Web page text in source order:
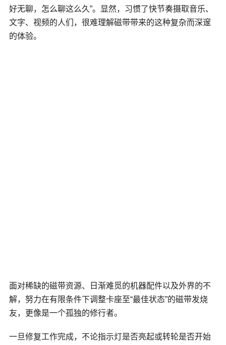
好无聊，怎么聊这么久”。显然，习惯了快节奏摄取音乐、
文字、视频的人们，很难理解磁带带来的这种复杂而深邃
的体验。
面对稀缺的磁带资源、日渐难觅的机器配件以及外界的不
解，努力在有限条件下调整卡座至“最佳状态”的磁带发烧
友，更像是一个孤独的修行者。
一旦修复工作完成，不论指示灯是否亮起或转轮是否开始